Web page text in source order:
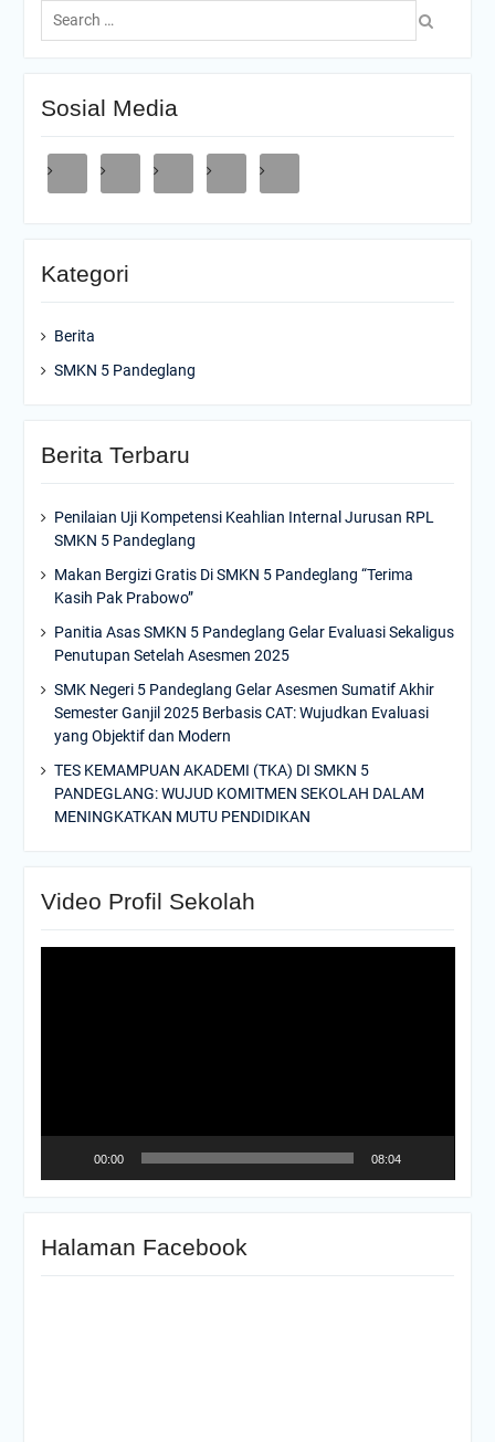
for:
Sosial Media
Kategori
Berita
SMKN 5 Pandeglang
Berita Terbaru
Penilaian Uji Kompetensi Keahlian Internal Jurusan RPL
SMKN 5 Pandeglang
Makan Bergizi Gratis Di SMKN 5 Pandeglang “Terima
Kasih Pak Prabowo”
Panitia Asas SMKN 5 Pandeglang Gelar Evaluasi Sekaligus
Penutupan Setelah Asesmen 2025
SMK Negeri 5 Pandeglang Gelar Asesmen Sumatif Akhir
Semester Ganjil 2025 Berbasis CAT: Wujudkan Evaluasi
yang Objektif dan Modern
TES KEMAMPUAN AKADEMI (TKA) DI SMKN 5
PANDEGLANG: WUJUD KOMITMEN SEKOLAH DALAM
MENINGKATKAN MUTU PENDIDIKAN
Video Profil Sekolah
00:00 08:04
Halaman Facebook